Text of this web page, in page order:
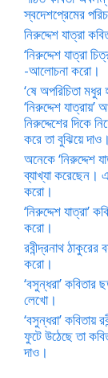
স্বদেশপ্রেমের
নিরুদ্দেশ যাত্রা
‘নিরুদ্দেশ যাত্রা
-আলোচনা করো।
‘ষে অপরিচিতা মধুর
‘নিরুদ্দেশ
নিরুদ্দেশের দিকে
করে তা বুঝিয়ে দাও।
অনেকে ‘নিরুদ্দেশ
ব্যাখ্যা করেছেন।
করো।
‘নিরুদ্দেশ যাত্রা’
করো।
রবীন্দ্রনাথ ঠাকুরের
করো।
‘বসুন্ধরা’ কবিতার
লেখো।
‘বসুন্ধরা’ কবিতায়
ফুটে উঠেছে তা
দাও।